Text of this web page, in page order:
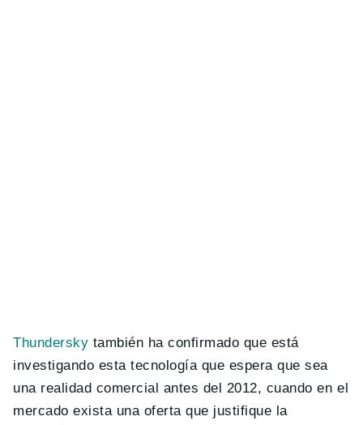
Thundersky también ha confirmado que está
investigando esta tecnología que espera que sea
una realidad comercial antes del 2012, cuando en el
mercado exista una oferta que justifique la